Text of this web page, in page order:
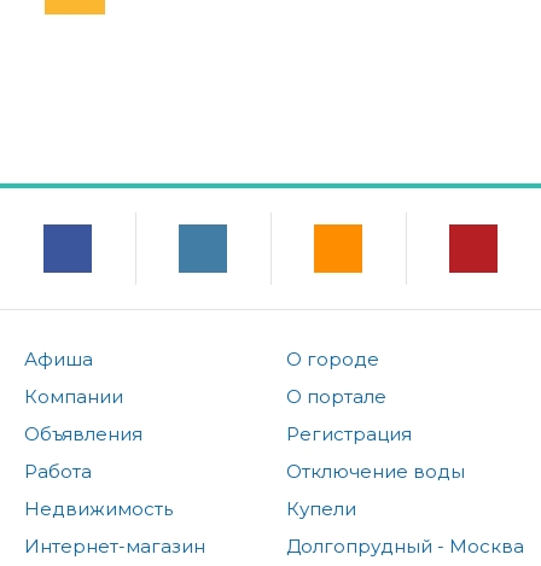
Афиша
Компании
Объявления
Работа
Недвижимость
Интернет-магазин
О городе
О портале
Регистрация
Отключение воды
Купели
Долгопрудный - Москва